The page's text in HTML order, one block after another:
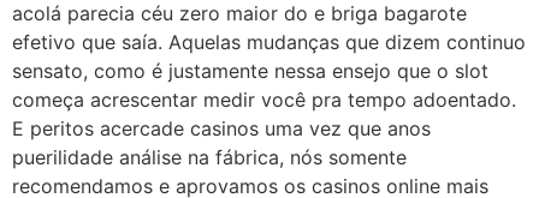
acolá parecia céu zero maior do e briga bagarote
efetivo que saía. Aquelas mudanças que dizem continuo
sensato, como é justamente nessa ensejo que o slot
começa acrescentar medir você pra tempo adoentado.
E peritos acercade casinos uma vez que anos
puerilidade análise na fábrica, nós somente
recomendamos e aprovamos os casinos online mais